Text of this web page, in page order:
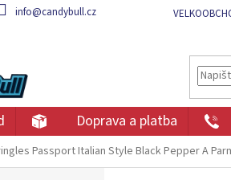
info@candybull.cz
Doprava a platba
Passport Italian Style Black Pepper A